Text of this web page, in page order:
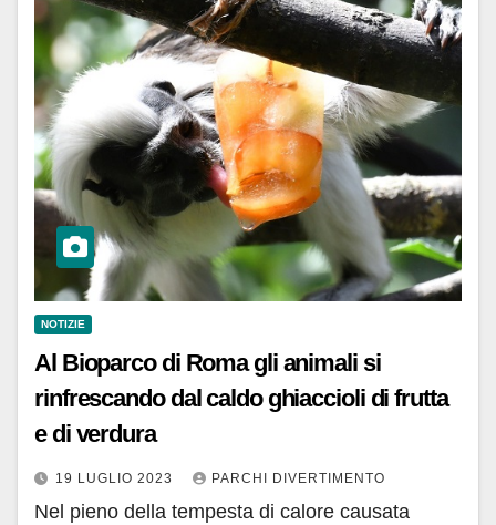
NOTIZIE
Al Bioparco di Roma gli animali si
rinfrescando dal caldo ghiaccioli di frutta
e di verdura
19 LUGLIO 2023 PARCHI DIVERTIMENTO
Nel pieno della tempesta di calore causata